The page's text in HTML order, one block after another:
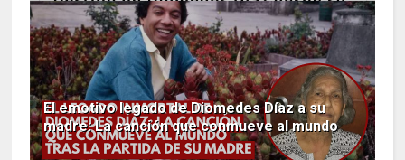
El emotivo legado de Diomedes Díaz a su
madre: La canción que conmueve al mundo